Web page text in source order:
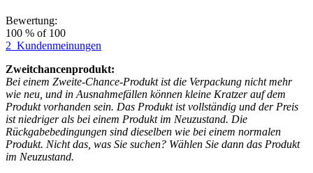
Bewertung:
100 % of 100
2 Kundenmeinungen
Zweitchancenprodukt:
Bei einem Zweite-Chance-Produkt ist die Verpackung nicht mehr
wie neu, und in Ausnahmefällen können kleine Kratzer auf dem
Produkt vorhanden sein. Das Produkt ist vollständig und der Preis
ist niedriger als bei einem Produkt im Neuzustand. Die
Rückgabebedingungen sind dieselben wie bei einem normalen
Produkt. Nicht das, was Sie suchen? Wählen Sie dann das Produkt
im Neuzustand.